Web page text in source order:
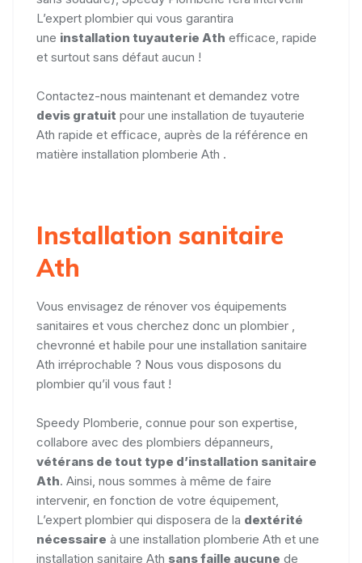
L’expert plombier qui vous garantira
une installation tuyauterie Ath efficace, rapide
et surtout sans défaut aucun !
Contactez-nous maintenant et demandez votre
devis gratuit pour une installation de tuyauterie
Ath rapide et efficace, auprès de la référence en
matière installation plomberie Ath .
Installation sanitaire
Ath
Vous envisagez de rénover vos équipements
sanitaires et vous cherchez donc un plombier ,
chevronné et habile pour une installation sanitaire
Ath irréprochable ? Nous vous disposons du
plombier qu’il vous faut !
Speedy Plomberie, connue pour son expertise,
collabore avec des plombiers dépanneurs,
vétérans de tout type d’installation sanitaire
Ath. Ainsi, nous sommes à même de faire
intervenir, en fonction de votre équipement,
L’expert plombier qui disposera de la dextérité
nécessaire à une installation plomberie Ath et une
installation sanitaire Ath sans faille aucune de